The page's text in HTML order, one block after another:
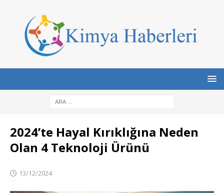
2024’te Hayal Kırıklığına Neden
Olan 4 Teknoloji Ürünü
13/12/2024